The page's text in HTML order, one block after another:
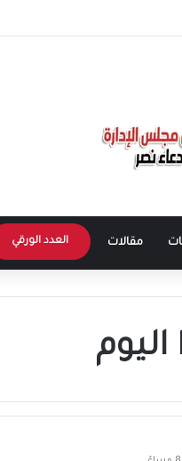
مقالات العدد الورقي